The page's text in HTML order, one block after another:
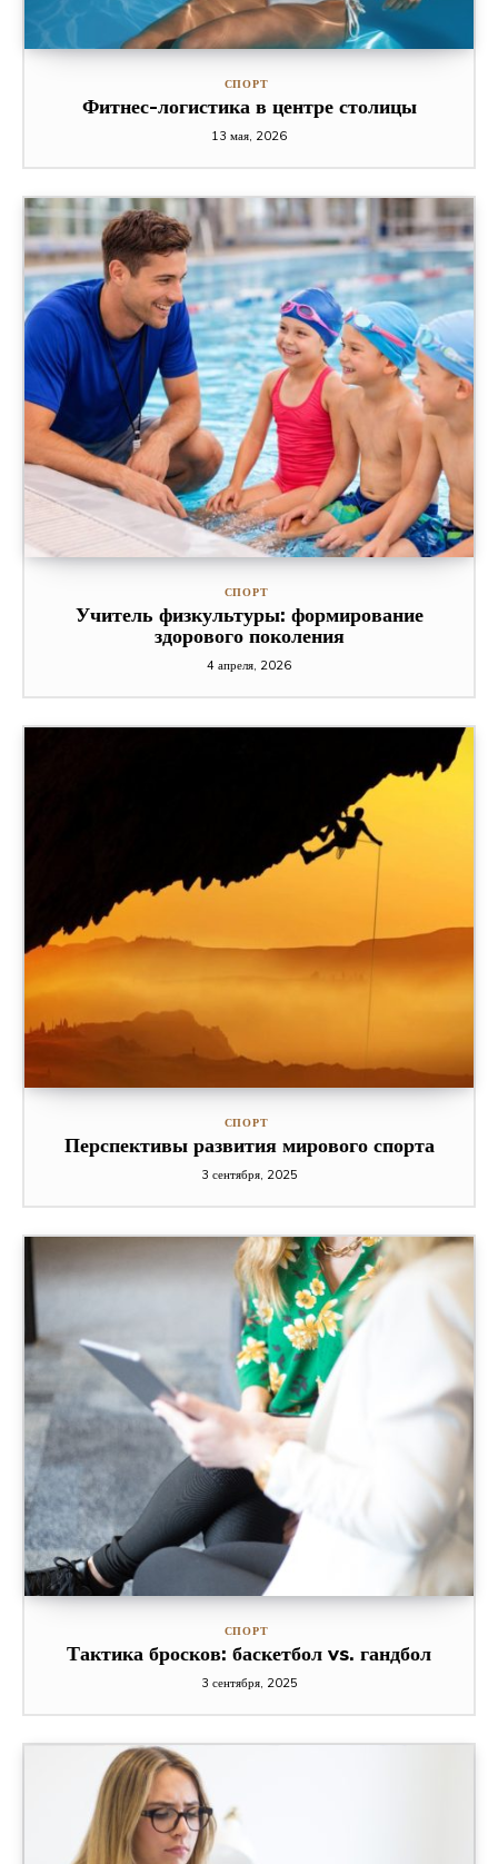
СПОРТ
Фитнес-логистика в центре столицы
13 мая, 2026
СПОРТ
Учитель физкультуры: формирование
здорового поколения
4 апреля, 2026
СПОРТ
Перспективы развития мирового спорта
3 сентября, 2025
СПОРТ
Тактика бросков: баскетбол vs. гандбол
3 сентября, 2025